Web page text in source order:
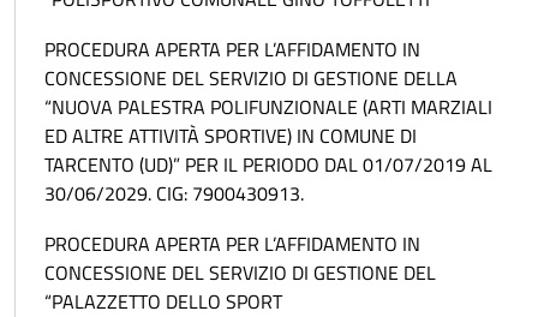
PROCEDURA APERTA PER L’AFFIDAMENTO IN
CONCESSIONE DEL SERVIZIO DI GESTIONE DELLA
“NUOVA PALESTRA POLIFUNZIONALE (ARTI MARZIALI
ED ALTRE ATTIVITÀ SPORTIVE) IN COMUNE DI
TARCENTO (UD)” PER IL PERIODO DAL 01/07/2019 AL
30/06/2029. CIG: 7900430913.
PROCEDURA APERTA PER L’AFFIDAMENTO IN
CONCESSIONE DEL SERVIZIO DI GESTIONE DEL
“PALAZZETTO DELLO SPORT